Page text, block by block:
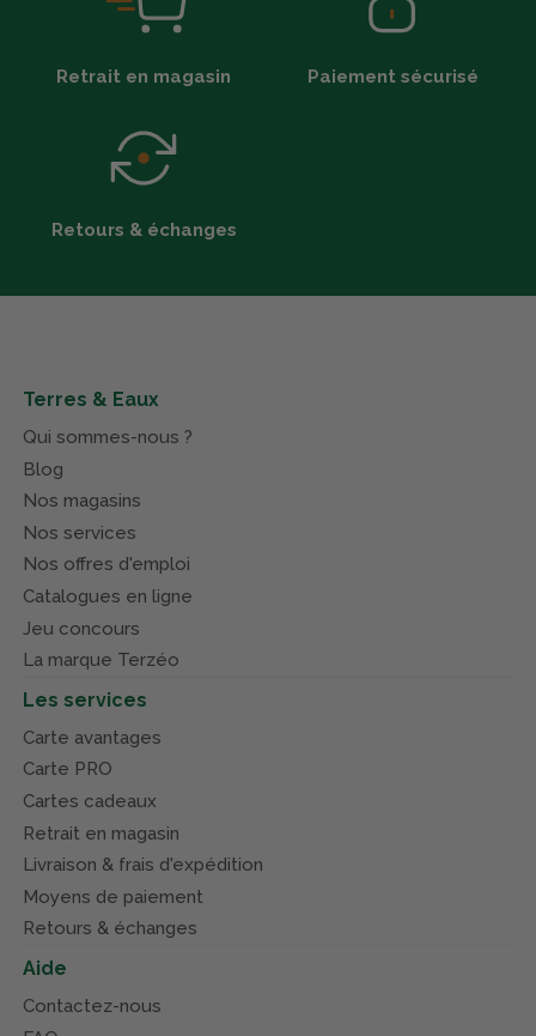
Retrait en magasin Paiement sécurisé
Retours & échanges
Terres & Eaux
Qui sommes-nous ?
Blog
Nos magasins
Nos services
Nos offres d'emploi
Catalogues en ligne
Jeu concours
La marque Terzéo
Les services
Carte avantages
Carte PRO
Cartes cadeaux
Retrait en magasin
Livraison & frais d'expédition
Moyens de paiement
Retours & échanges
Aide
Contactez-nous